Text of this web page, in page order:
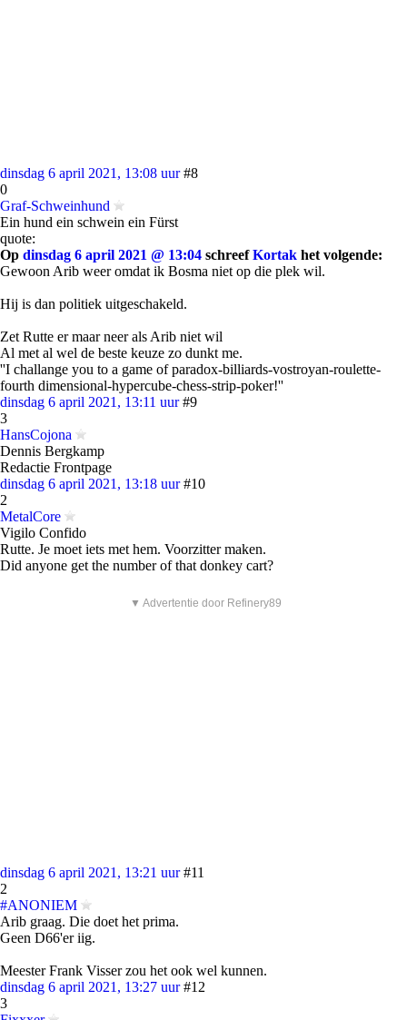
dinsdag 6 april 2021, 13:08 uur #8
0
Graf-Schweinhund
Ein hund ein schwein ein Fürst
quote:
Op dinsdag 6 april 2021 @ 13:04 schreefKortak het volgende:
Gewoon Arib weer omdat ik Bosma niet op die plek wil.
Hij is dan politiek uitgeschakeld.
Zet Rutte er maar neer als Arib niet wil
Al met al wel de beste keuze zo dunkt me.
''I challange you to a game of paradox-billiards-vostroyan-roulette-
fourth dimensional-hypercube-chess-strip-poker!''
dinsdag 6 april 2021, 13:11 uur #9
3
HansCojona
Dennis Bergkamp
Redactie Frontpage
dinsdag 6 april 2021, 13:18 uur #10
2
MetalCore
Vigilo Confido
Rutte. Je moet iets met hem. Voorzitter maken.
Did anyone get the number of that donkey cart?
▼ Advertentie door Refinery89
dinsdag 6 april 2021, 13:21 uur #11
2
#ANONIEM
Arib graag. Die doet het prima.
Geen D66'er iig.
Meester Frank Visser zou het ook wel kunnen.
dinsdag 6 april 2021, 13:27 uur #12
3